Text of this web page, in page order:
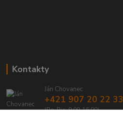
Kontakty
Ján Chovanec
+421 907 20 22 33
(Po-Pia: 9:00-16:00)